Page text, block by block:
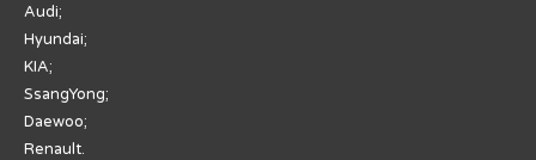
Audi;
Hyundai;
KIA;
SsangYong;
Daewoo;
Renault.